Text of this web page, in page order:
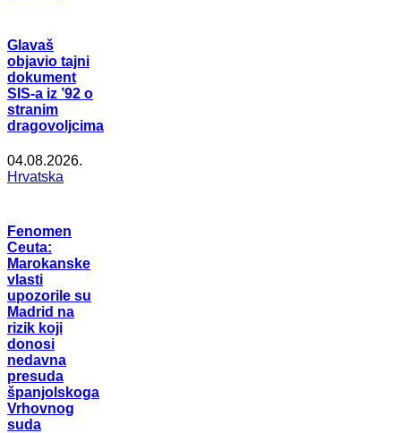
Glavaš
objavio tajni
dokument
SIS-a iz ’92 o
stranim
dragovoljcima
04.08.2026.
Hrvatska
Fenomen
Ceuta:
Marokanske
vlasti
upozorile su
Madrid na
rizik koji
donosi
nedavna
presuda
španjolskoga
Vrhovnog
suda